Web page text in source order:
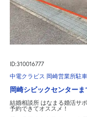
ID:310016777
中電クラビス 岡崎営業所駐
岡崎シビックセンター
結婚相談所 はなまる婚活サ
予約できてオススメ！